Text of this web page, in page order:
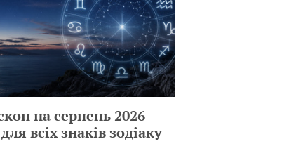
на серпень 2026
всіх знаків зодіаку